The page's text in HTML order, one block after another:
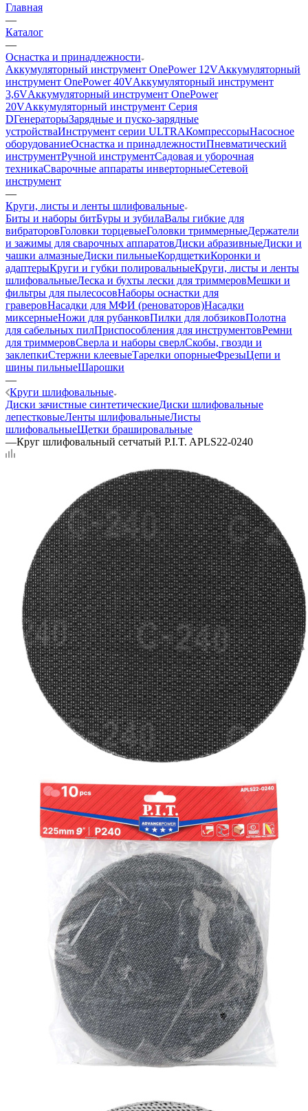
Главная
—
Каталог
—
Оснастка и принадлежности
Аккумуляторный инструмент OnePower 12VАккумуляторный
инструмент OnePower 40VАккумуляторный инструмент
3,6VАккумуляторный инструмент OnePower
20VАккумуляторный инструмент Серия
DГенераторыЗарядные и пуско-зарядные
устройстваИнструмент серии ULTRAКомпрессорыНасосное
оборудованиеОснастка и принадлежностиПневматический
инструментРучной инструментСадовая и уборочная
техникаСварочные аппараты инверторныеСетевой
инструмент
—
Круги, листы и ленты шлифовальные
Биты и наборы битБуры и зубилаВалы гибкие для
вибраторовГоловки торцевыеГоловки триммерныеДержатели
и зажимы для сварочных аппаратовДиски абразивныеДиски и
чашки алмазныеДиски пильныеКордщеткиКоронки и
адаптерыКруги и губки полировальныеКруги, листы и ленты
шлифовальныеЛеска и бухты лески для триммеровМешки и
фильтры для пылесосовНаборы оснастки для
граверовНасадки для МФИ (реноваторов)Насадки
миксерныеНожи для рубанковПилки для лобзиковПолотна
для сабельных пилПриспособления для инструментовРемни
для триммеровСверла и наборы сверлСкобы, гвозди и
заклепкиСтержни клеевыеТарелки опорныеФрезыЦепи и
шины пильныеШарошки
—
Круги шлифовальные
Диски зачистные синтетическиеДиски шлифовальные
лепестковыеЛенты шлифовальныеЛисты
шлифовальныеЩетки брашировальные
—Круг шлифовальный сетчатый P.I.T. APLS22-0240